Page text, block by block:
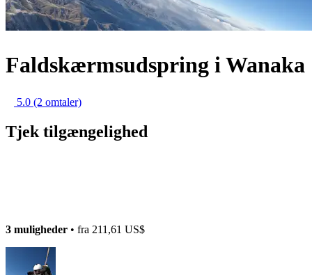
Faldskærmsudspring i Wanaka
5.0 (2 omtaler)
Tjek tilgængelighed
3 muligheder • fra 211,61 US$